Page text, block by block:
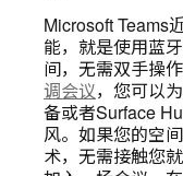
Microsoft Teams
能，就是使用蓝
间，无需双手操
调会议，您可以
备或者Surface
风。如果您的空
术，无需接触您